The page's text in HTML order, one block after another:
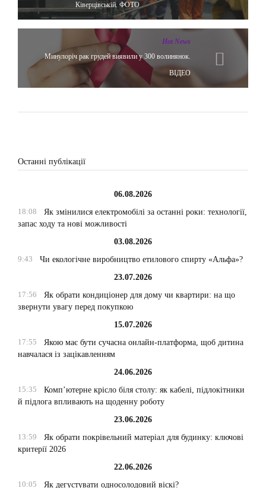
Ківерцівській. ФОТО
Hot News
Минулоріч рак грудей виявили у 300 волинянок.
ВІДЕО
Останні публікації
06.08.2026
18:08
Як змінилися електромобілі за останні роки: технології,
запас ходу та нові можливості
03.08.2026
9:43
Чи екологічне виробництво етилового спирту «Альфа»?
23.07.2026
17:56
Як обрати кондиціонер для дому чи квартири: на що
звернути увагу перед покупкою
15.07.2026
17:55
Якою має бути сучасна онлайн-платформа, щоб дитина
навчалася із зацікавленням
24.06.2026
15:35
Комп’ютерне крісло біля столу: як кабелі, підлокітники
й підлога впливають на щоденну роботу
23.06.2026
13:59
Як обрати покрівельний матеріал для будинку: ключові
критерії 2026
22.06.2026
10:05
Як дегустувати односолодовий віскі?